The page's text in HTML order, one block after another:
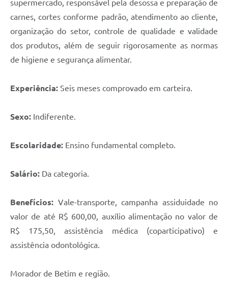
supermercado, responsável pela desossa e preparação de
carnes, cortes conforme padrão, atendimento ao cliente,
organização do setor, controle de qualidade e validade
dos produtos, além de seguir rigorosamente as normas
de higiene e segurança alimentar.
Experiência: Seis meses comprovado em carteira.
Sexo: Indiferente.
Escolaridade: Ensino fundamental completo.
Salário: Da categoria.
Benefícios: Vale-transporte, campanha assiduidade no
valor de até R$ 600,00, auxílio alimentação no valor de
R$ 175,50, assistência médica (coparticipativo) e
assistência odontológica.
Morador de Betim e região.